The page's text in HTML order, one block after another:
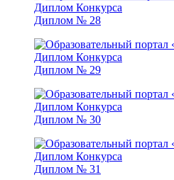
Диплом № 28
Диплом № 29
Диплом № 30
Диплом № 31